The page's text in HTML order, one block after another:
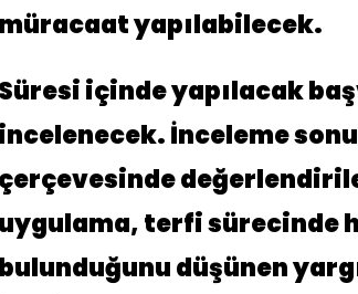
müracaat yapılabilecek.
Süresi içinde yapılacak
incelenecek. İnceleme
çerçevesinde
uygulama, terfi sürecinde
bulunduğunu düşünen